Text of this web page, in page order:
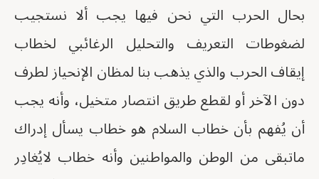
بحال الحرب التي نحن فيها يجب ألا نستجيب
لضغوطات التعريف والتحليل الرغائبي لخطاب
إيقاف الحرب والذي يذهب بنا لمظان الإنحياز لطرف
دون الآخر أو لقطع طريق انتصار متخيل، وأنه يجب
أن يُفهم بأن خطاب السلام هو خطاب يسأل إدراك
ماتبقى من الوطن والمواطنين وأنه خطاب لايُغادِر